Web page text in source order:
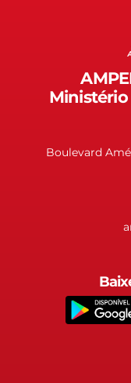
Boulevard